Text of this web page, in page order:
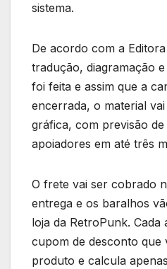
sistema.
De acordo com a
tradução, diagramação
foi feita e assim que a
encerrada, o material
gráfica, com previsão
apoiadores em até três
O frete vai ser cobrado
entrega e os baralhos
loja da RetroPunk.
cupom de desconto
produto e calcula